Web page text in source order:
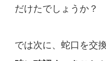
だけたでしょうか？
では次に、蛇口を交